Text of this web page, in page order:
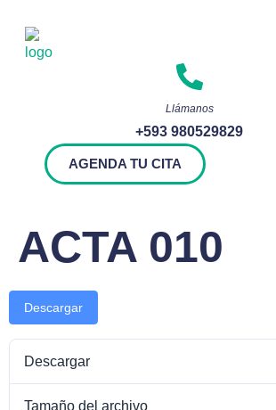
Llámanos
+593 980529829
AGENDA TU CITA
ACTA 010
Descargar
Descargar
Tamaño del archivo